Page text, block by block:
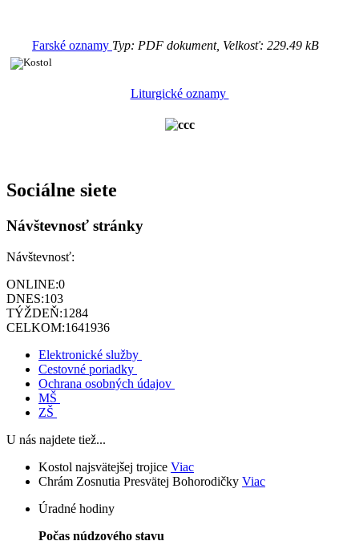
Farské oznamy Typ: PDF dokument, Velkosť: 229.49 kB
Liturgické oznamy
Sociálne siete
Návštevnosť stránky
Návštevnosť:
ONLINE:0
DNES:103
TÝŽDEŇ:1284
CELKOM:1641936
Elektronické služby
Cestovné poriadky
Ochrana osobných údajov
MŠ
ZŠ
U nás najdete tiež...
Kostol najsvätejšej trojice Viac
Chrám Zosnutia Presvätej Bohorodičky Viac
Úradné hodiny
Počas núdzového stavu